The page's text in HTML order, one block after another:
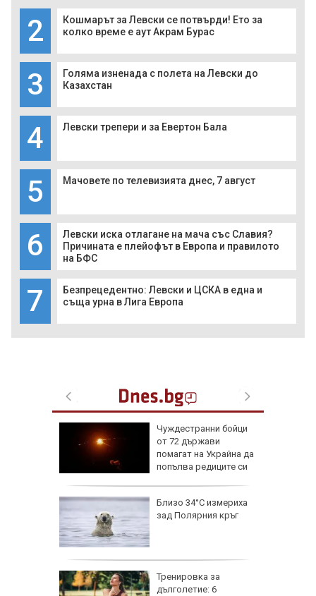
2
Кошмарът за Левски се потвърди! Ето за
колко време е аут Акрам Бурас
3
Голяма изненада с полета на Левски до
Казахстан
4 Левски трепери и за Евертон Бала
5 Мачовете по телевизията днес, 7 август
6
Левски иска отлагане на мача със Славия?
Причината е плейофът в Европа и правилото
на БФС
7
Безпрецедентно: Левски и ЦСКА в една и
съща урна в Лига Европа
Чуждестранни бойци
от 72 държави
помагат на Украйна да
попълва редиците си
Близо 34°C измериха
зад Полярния кръг
Тренировка за
дълголетие: 6